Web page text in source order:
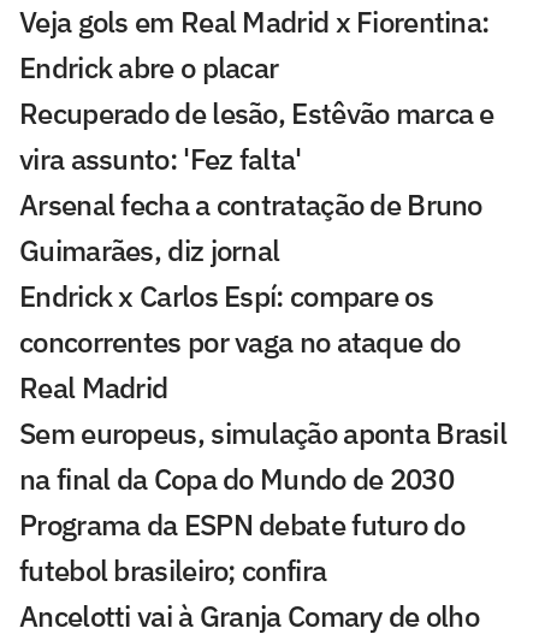
Veja gols em Real Madrid x Fiorentina:
Endrick abre o placar
Recuperado de lesão, Estêvão marca e
vira assunto: 'Fez falta'
Arsenal fecha a contratação de Bruno
Guimarães, diz jornal
Endrick x Carlos Espí: compare os
concorrentes por vaga no ataque do
Real Madrid
Sem europeus, simulação aponta Brasil
na final da Copa do Mundo de 2030
Programa da ESPN debate futuro do
futebol brasileiro; confira
Ancelotti vai à Granja Comary de olho